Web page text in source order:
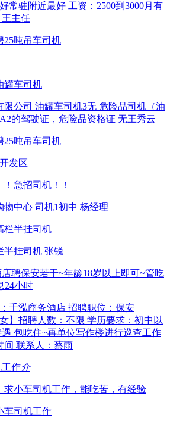
常驻附近最好 工资：2500到3000月有
主任
25吨吊车司机
罐车司机
限公司 油罐车司机3无 危险品司机（油
的驾驶证，危险品资格证 无王秀云
25吨吊车司机
发区
急招司机！！
物中心 司机1初中 杨经理
栏半挂司机
半挂司机 张锐
聘保安若干~年龄18岁以上即可~管吃
24小时
千泓商务酒店 招聘职位：保安
】招聘人数：不限 学历要求：初中以
遇 包吃住~再单位写作楼进行巡查工作
间 联系人：蔡雨
作介
求小车司机工作，能吃苦，有经验
车司机工作